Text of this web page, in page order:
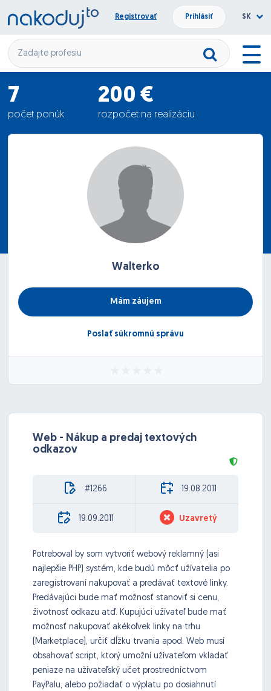
Registrovať Prihlásiť SK
7
počet ponúk
200 €
rozpočet na realizáciu
1215.86 €
Walterko
Mám záujem
Poslať súkromnú správu
Web - Nákup a predaj textových
odkazov
#1266 19.08.2011
19.09.2011 Uzavretý
Potreboval by som vytvoriť webový reklamný (asi
najlepšie PHP) systém, kde budú môcť užívatelia po
zaregistrovaní nakupovať a predávať textové linky.
Predávajúci bude mať možnosť stanoviť si cenu,
životnosť odkazu atď. Kupujúci užívateľ bude mať
možnosť nakupovať akékoľvek linky na trhu
(Marketplace), určiť dĺžku trvania apod. Web musí
obsahovať script, ktorý umožní užívateľom vkladať
peniaze na užívateľský učet prostredníctvom
PayPalu, alebo požiadať o výplatu po dosiahnutí